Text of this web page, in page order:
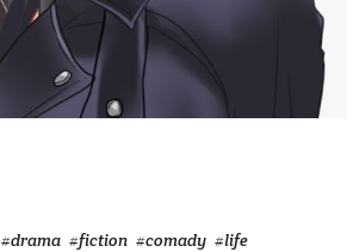
#drama #fiction #comady #life